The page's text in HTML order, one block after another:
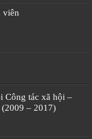
viên
Công tác xã hội –
– 2017)